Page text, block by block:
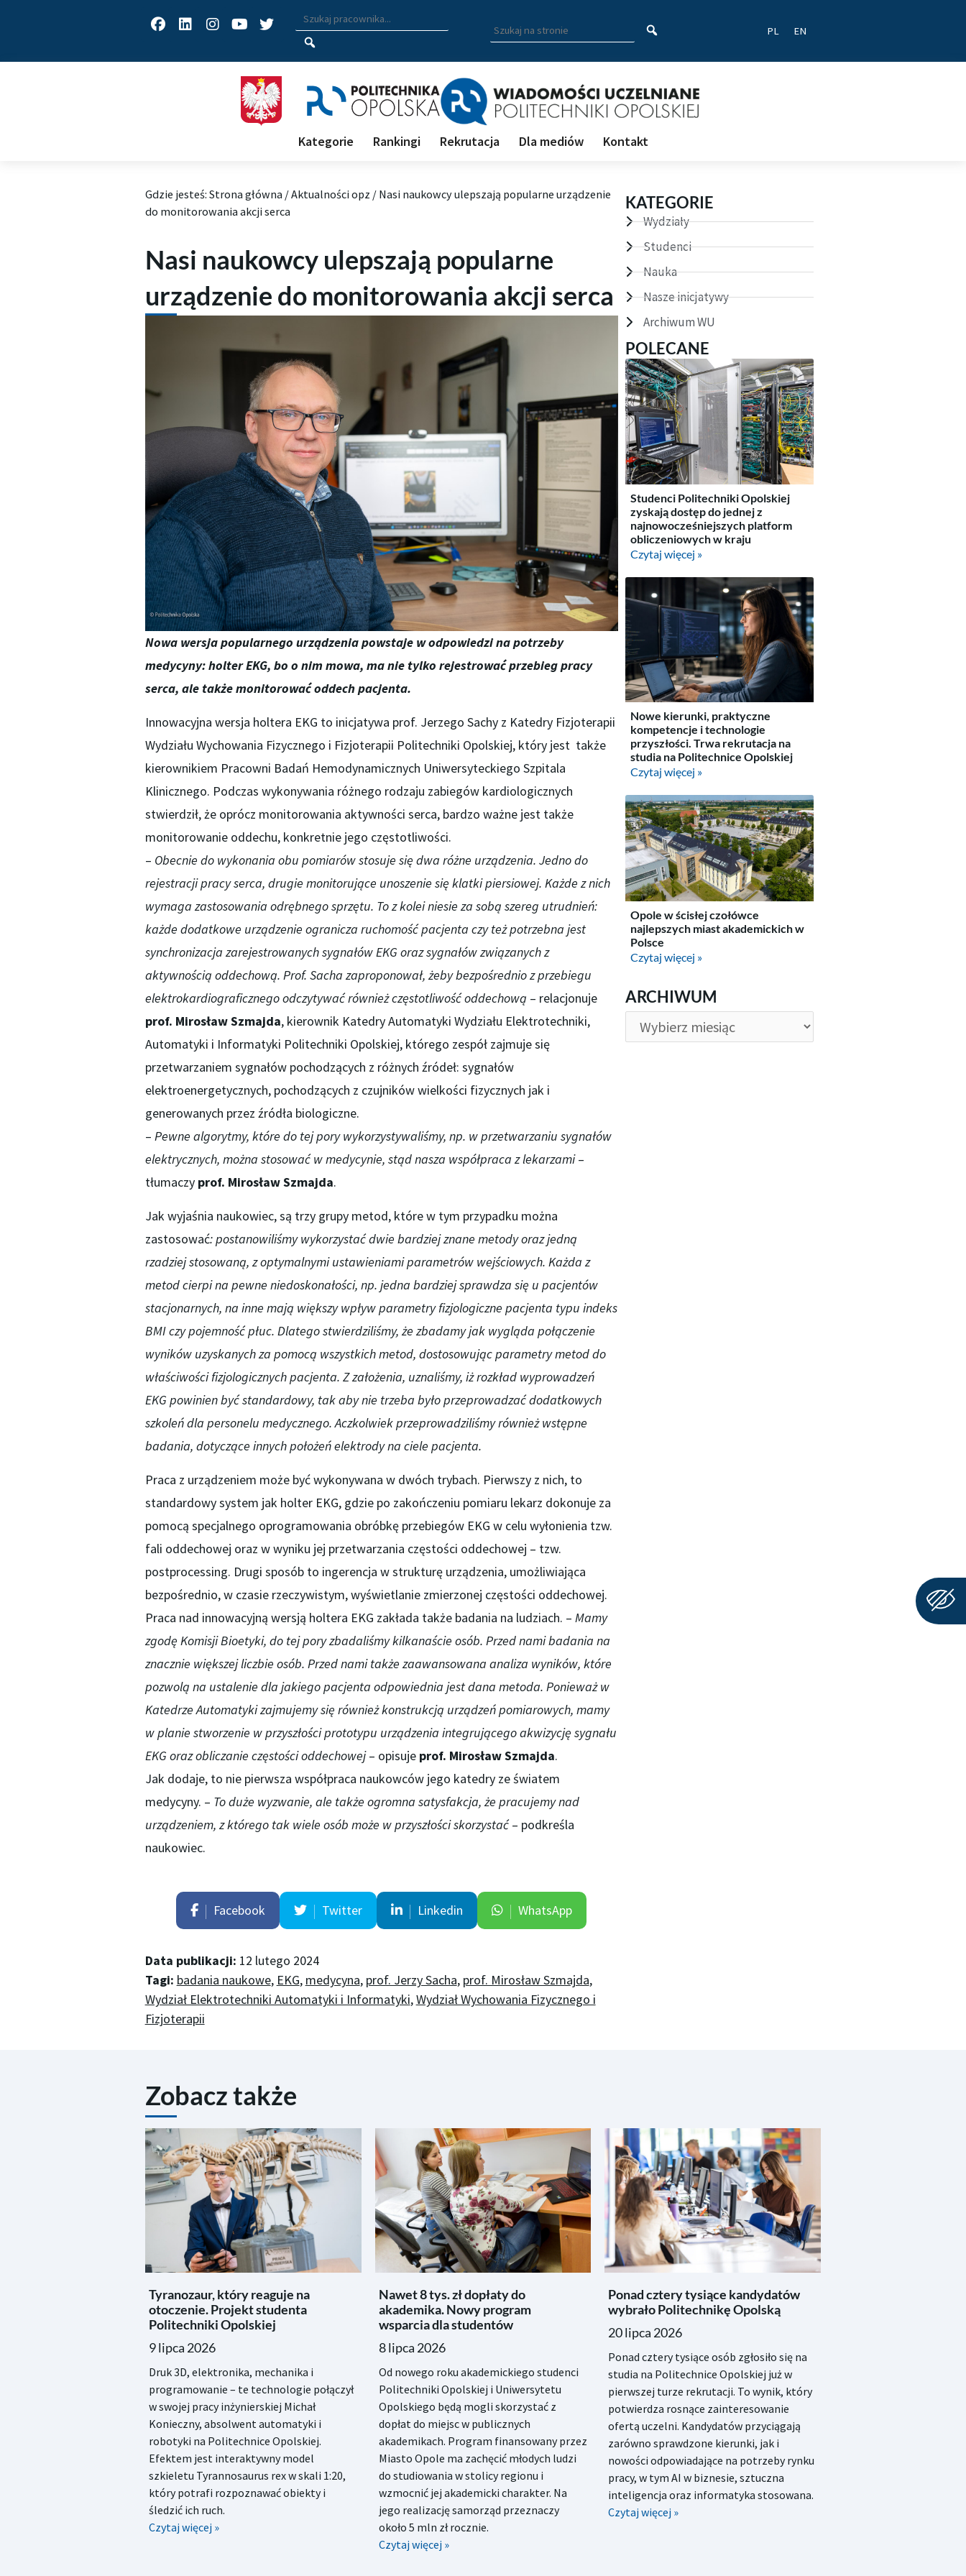
Facebook
LinkedinInstagram
YoutubeTwitterWyszukiwarka pracowników
Wpisz nazwisko, fragment nazwiska bądź imię pracownika aby wyszukać
Wpisz
szukaną
frazę
wyszukać
na
PL EN
Kategorie Rankingi Rekrutacja Dla mediów Kontakt
Gdzie jesteś: Strona główna /Aktualności opz / Nasi naukowcy ulepszają popularne urządzenie
do monitorowania akcji serca
Nasi naukowcy ulepszają popularne
urządzenie do monitorowania akcji serca
Nowa wersja popularnego urządzenia powstaje w odpowiedzi na potrzeby
medycyny: holter EKG, bo o nim mowa, ma nie tylko rejestrować przebieg pracy
serca, ale także monitorować oddech pacjenta.
Innowacyjna wersja holtera EKG to inicjatywa prof. Jerzego Sachy z Katedry Fizjoterapii
Wydziału Wychowania Fizycznego i Fizjoterapii Politechniki Opolskiej, który jest także
kierownikiem Pracowni Badań Hemodynamicznych Uniwersyteckiego Szpitala
Klinicznego. Podczas wykonywania różnego rodzaju zabiegów kardiologicznych
stwierdził, że oprócz monitorowania aktywności serca, bardzo ważne jest także
monitorowanie oddechu, konkretnie jego częstotliwości.
– Obecnie do wykonania obu pomiarów stosuje się dwa różne urządzenia. Jedno do
rejestracji pracy serca, drugie monitorujące unoszenie się klatki piersiowej. Każde z nich
wymaga zastosowania odrębnego sprzętu. To z kolei niesie za sobą szereg utrudnień:
każde dodatkowe urządzenie ogranicza ruchomość pacjenta czy też potrzebna jest
synchronizacja zarejestrowanych sygnałów EKG oraz sygnałów związanych z
aktywnością oddechową. Prof. Sacha zaproponował, żeby bezpośrednio z przebiegu
elektrokardiograficznego odczytywać również częstotliwość oddechową – relacjonuje
prof. Mirosław Szmajda, kierownik Katedry Automatyki Wydziału Elektrotechniki,
Automatyki i Informatyki Politechniki Opolskiej, którego zespół zajmuje się
przetwarzaniem sygnałów pochodzących z różnych źródeł: sygnałów
elektroenergetycznych, pochodzących z czujników wielkości fizycznych jak i
generowanych przez źródła biologiczne.
– Pewne algorytmy, które do tej pory wykorzystywaliśmy, np. w przetwarzaniu sygnałów
elektrycznych, można stosować w medycynie, stąd nasza współpraca z lekarzami–
tłumaczy prof. Mirosław Szmajda.
Jak wyjaśnia naukowiec, są trzy grupy metod, które w tym przypadku można
zastosować: postanowiliśmy wykorzystać dwie bardziej znane metody oraz jedną
rzadziej stosowaną, z optymalnymi ustawieniami parametrów wejściowych. Każda z
metod cierpi na pewne niedoskonałości, np. jedna bardziej sprawdza się u pacjentów
stacjonarnych, na inne mają większy wpływ parametry fizjologiczne pacjenta typu indeks
BMI czy pojemność płuc. Dlatego stwierdziliśmy, że zbadamy jak wygląda połączenie
wyników uzyskanych za pomocą wszystkich metod, dostosowując parametry metod do
właściwości fizjologicznych pacjenta. Z założenia, uznaliśmy, iż rozkład wyprowadzeń
EKG powinien być standardowy, tak aby nie trzeba było przeprowadzać dodatkowych
szkoleń dla personelu medycznego. Aczkolwiek przeprowadziliśmy również wstępne
badania, dotyczące innych położeń elektrody na ciele pacjenta.
Praca z urządzeniem może być wykonywana w dwóch trybach. Pierwszy z nich, to
standardowy system jak holter EKG, gdzie po zakończeniu pomiaru lekarz dokonuje za
pomocą specjalnego oprogramowania obróbkę przebiegów EKG w celu wyłonienia tzw.
fali oddechowej oraz w wyniku jej przetwarzania częstości oddechowej – tzw.
postprocessing. Drugi sposób to ingerencja w strukturę urządzenia, umożliwiająca
bezpośrednio, w czasie rzeczywistym, wyświetlanie zmierzonej częstości oddechowej.
Praca nad innowacyjną wersją holtera EKG zakłada także badania na ludziach. – Mamy
zgodę Komisji Bioetyki, do tej pory zbadaliśmy kilkanaście osób. Przed nami badania na
znacznie większej liczbie osób. Przed nami także zaawansowana analiza wyników, które
pozwolą na ustalenie dla jakiego pacjenta odpowiednia jest dana metoda. Ponieważ w
Katedrze Automatyki zajmujemy się również konstrukcją urządzeń pomiarowych, mamy
w planie stworzenie w przyszłości prototypu urządzenia integrującego akwizycję sygnału
EKG oraz obliczanie częstości oddechowej– opisuje prof. Mirosław Szmajda.
Jak dodaje, to nie pierwsza współpraca naukowców jego katedry ze światem
medycyny. – To duże wyzwanie, ale także ogromna satysfakcja, że pracujemy nad
urządzeniem, z którego tak wiele osób może w przyszłości skorzystać– podkreśla
naukowiec.
Facebook Twitter Linkedin WhatsApp
Data publikacji: 12 lutego 2024
Tagi: badania naukowe, EKG, medycyna, prof. Jerzy Sacha, prof. Mirosław Szmajda,
Wydział Elektrotechniki Automatyki i Informatyki,Wydział Wychowania Fizycznego i
Fizjoterapii
KATEGORIE
Wydziały
Studenci
Nauka
Nasze inicjatywy
Archiwum WU
POLECANE
Studenci Politechniki Opolskiej
zyskają dostęp do jednej z
najnowocześniejszych platform
obliczeniowych w kraju
Czytaj więcej »
Nowe kierunki, praktyczne
kompetencje i technologie
przyszłości. Trwa rekrutacja na
studia na Politechnice Opolskiej
Czytaj więcej »
Opole w ścisłej czołówce
najlepszych miast akademickich w
Polsce
Czytaj więcej »
ARCHIWUM
ARCHIWUM
Zobacz także
Tyranozaur, który reaguje na
otoczenie. Projekt studenta
Politechniki Opolskiej
9 lipca 2026
Druk 3D, elektronika, mechanika i
programowanie – te technologie połączył
w swojej pracy inżynierskiej Michał
Konieczny, absolwent automatyki i
robotyki na Politechnice Opolskiej.
Efektem jest interaktywny model
szkieletu Tyrannosaurus rex w skali 1:20,
który potrafi rozpoznawać obiekty i
śledzić ich ruch.
Czytaj więcej »
Nawet 8 tys. zł dopłaty do
akademika. Nowy program
wsparcia dla studentów
8 lipca 2026
Od nowego roku akademickiego studenci
Politechniki Opolskiej i Uniwersytetu
Opolskiego będą mogli skorzystać z
dopłat do miejsc w publicznych
akademikach. Program finansowany przez
Miasto Opole ma zachęcić młodych ludzi
do studiowania w stolicy regionu i
wzmocnić jej akademicki charakter. Na
jego realizację samorząd przeznaczy
około 5 mln zł rocznie.
Czytaj więcej »
Ponad cztery tysiące kandydatów
wybrało Politechnikę Opolską
20 lipca 2026
Ponad cztery tysiące osób zgłosiło się na
studia na Politechnice Opolskiej już w
pierwszej turze rekrutacji. To wynik, który
potwierdza rosnące zainteresowanie
ofertą uczelni. Kandydatów przyciągają
zarówno sprawdzone kierunki, jak i
nowości odpowiadające na potrzeby rynku
pracy, w tym AI w biznesie, sztuczna
inteligencja oraz informatyka stosowana.
Czytaj więcej »